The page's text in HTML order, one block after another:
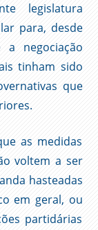
legislatura
para, desde
negociação
tinham sido
que
as medidas
voltem a ser
hasteadas
em geral, ou
partidárias